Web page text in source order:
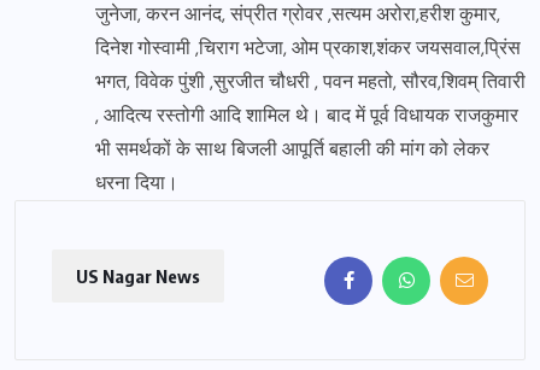
जुनेजा, करन आनंद, संप्रीत ग्रोवर ,सत्यम अरोरा,हरीश कुमार,
दिनेश गोस्वामी ,चिराग भटेजा, ओम प्रकाश,शंकर जयसवाल,प्रिंस
भगत, विवेक पुंशी ,सुरजीत चौधरी , पवन महतो, सौरव,शिवम् तिवारी
, आदित्य रस्तोगी आदि शामिल थे। बाद में पूर्व विधायक राजकुमार
भी समर्थकों के साथ बिजली आपूर्ति बहाली की मांग को लेकर
धरना दिया।
US Nagar News